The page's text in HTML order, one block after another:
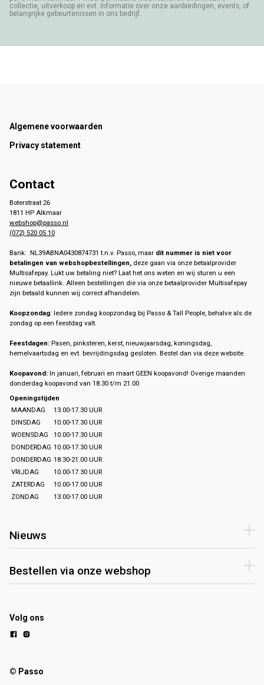
collectie, uitverkoop en evt. informatie over onze aanbiedingen, events, of
belangrijke gebeurtenissen in ons bedrijf.
Footer
Algemene voorwaarden
Privacy statement
Contact
Boterstraat 26
1811 HP Alkmaar
webshop@passo.nl
(072) 520 05 10
Bank: NL39ABNA0430874731 t.n.v. Passo, maar dit nummer is niet voor
betalingen van webshopbestellingen, deze gaan via onze betaalprovider
Multisafepay. Lukt uw betaling niet? Laat het ons weten en wij sturen u een
nieuwe betaallink. Alleen bestellingen die via onze betaalprovider Multisafepay
zijn betaald kunnen wij correct afhandelen.
Koopzondag: Iedere zondag koopzondag bij Passo & Tall People, behalve als de
zondag op een feestdag valt.
Feestdagen: Pasen, pinksteren, kerst, nieuwjaarsdag, koningsdag,
hemelvaartsdag en evt. bevrijdingsdag gesloten. Bestel dan via deze website.
Koopavond: In januari, februari en maart GEEN koopavond! Overige maanden
donderdag koopavond van 18.30 t/m 21.00
Openingstijden
MAANDAG
13.00-17.30 UUR
DINSDAG
10.00-17.30 UUR
WOENSDAG
10.00-17.30 UUR
DONDERDAG 10.00-17.30 UUR
DONDERDAG 18.30-21.00 UUR
VRIJDAG
10.00-17.30 UUR
ZATERDAG
10.00-17.00 UUR
ZONDAG
13.00-17.00 UUR
Nieuws
Bestellen via onze webshop
Volg ons
© Passo